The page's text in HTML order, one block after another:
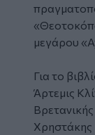
μεγάρου
Για το
Άρτεμις
Χρηστάκης